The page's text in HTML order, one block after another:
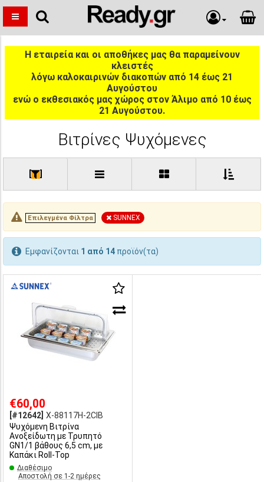
Η εταιρεία και οι αποθήκες μας θα παραμείνουν
κλειστές
λόγω καλοκαιρινών διακοπών από 14 έως 21
Αυγούστου
ενώ ο εκθεσιακός μας χώρος στον Άλιμο από 10 έως
21 Αυγούστου.
Βιτρίνες Ψυχόμενες
[ ]
Επιλεγμένα Φίλτρα SUNNEX
Εμφανίζονται 1 από 14 προϊόν(τα)
€60,00
[#12642] X-88117H-2CIB
Ψυχόμενη Βιτρίνα
Ανοξείδωτη με Τρυπητό
GN1/1 βάθους 6,5 cm, με
Καπάκι Roll-Top
Διαθέσιμο
Αποστολή σε 1-2 ημέρες